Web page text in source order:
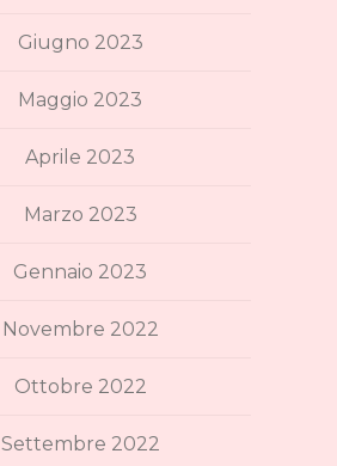
Giugno 2023
Maggio 2023
Aprile 2023
Marzo 2023
Gennaio 2023
Novembre 2022
Ottobre 2022
Settembre 2022